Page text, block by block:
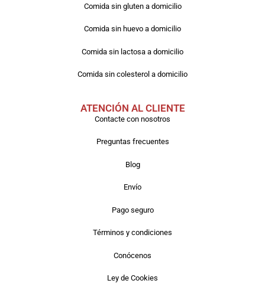
Comida sin gluten a domicilio
Comida sin huevo a domicilio
Comida sin lactosa a domicilio
Comida sin colesterol a domicilio
ATENCIÓN AL CLIENTE
Contacte con nosotros
Preguntas frecuentes
Blog
Envío
Pago seguro
Términos y condiciones
Conócenos
Ley de Cookies